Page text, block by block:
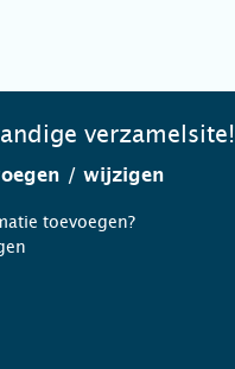
verzamelsite!
/ wijzigen
toevoegen?